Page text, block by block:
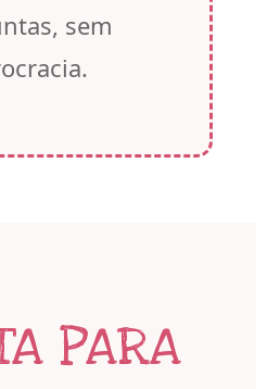
sem
PARA